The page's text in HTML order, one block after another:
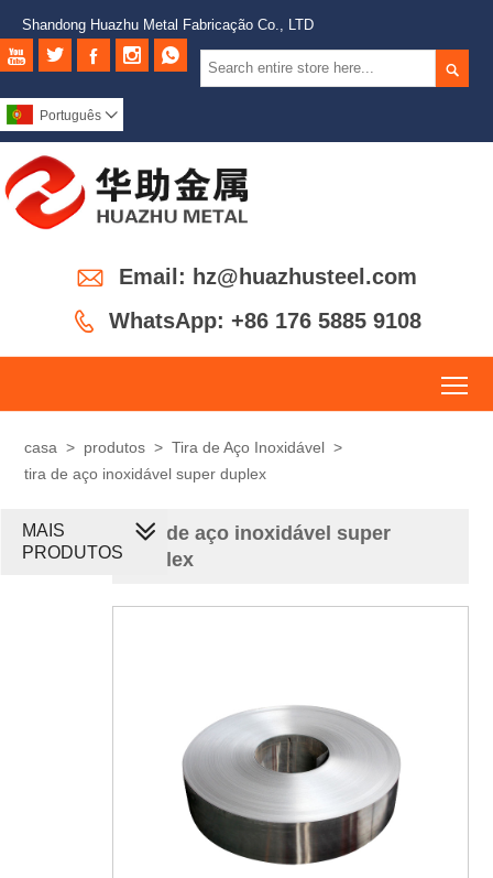
Shandong Huazhu Metal Fabricação Co., LTD

    
Português 
 Email: hz@huazhusteel.com
 WhatsApp: +86 176 5885 9108
casa > produtos > Tira de Aço Inoxidável >
tira de aço inoxidável super duplex
tira de aço inoxidável super
duplex
MAIS
PRODUTOS